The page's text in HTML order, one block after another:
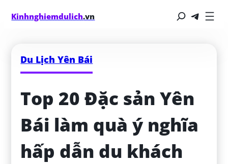
Kinhnghiemdulich.vn
Du Lịch Yên Bái
Top 20 Đặc sản Yên
Bái làm quà ý nghĩa
hấp dẫn du khách